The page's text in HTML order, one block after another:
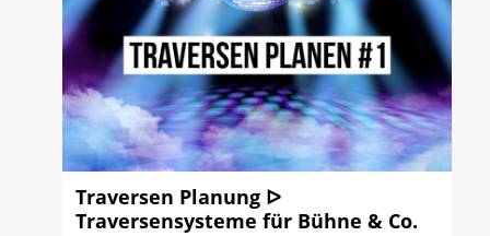
Traversen Planung ᐅ
Traversensysteme für Bühne & Co.